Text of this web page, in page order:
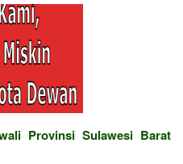
Provinsi Sulawesi Barat